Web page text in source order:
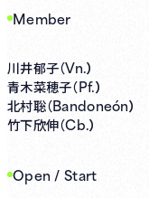
Member
川井郁子（Vn.）
青木菜穂子（Pf.）
北村聡（Bandoneón）
竹下欣伸（Cb.）
Open / Start